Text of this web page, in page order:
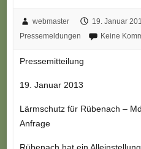
webmaster 19. Januar
Pressemeldungen
Keine
Pressemitteilung
19. Januar 2013
Lärmschutz für Rübenach –
Anfrage